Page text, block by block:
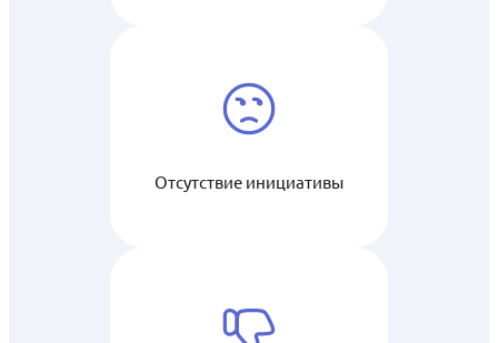
Отсутствие инициативы